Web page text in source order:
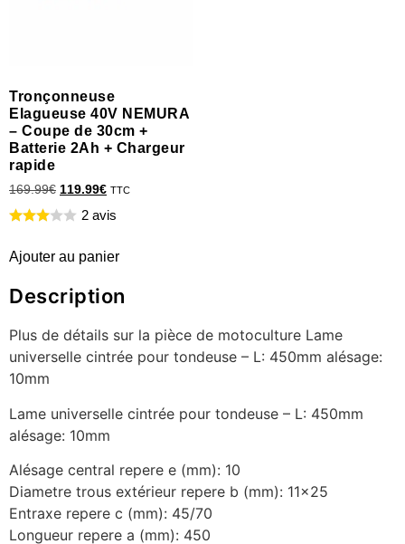
Tronçonneuse
Elagueuse 40V NEMURA
– Coupe de 30cm +
Batterie 2Ah + Chargeur
rapide
169.99€ 119.99€ TTC
2 avis
Ajouter au panier
Description
Plus de détails sur la pièce de motoculture Lame
universelle cintrée pour tondeuse – L: 450mm alésage:
10mm
Lame universelle cintrée pour tondeuse – L: 450mm
alésage: 10mm
Alésage central repere e (mm): 10
Diametre trous extérieur repere b (mm): 11×25
Entraxe repere c (mm): 45/70
Longueur repere a (mm): 450